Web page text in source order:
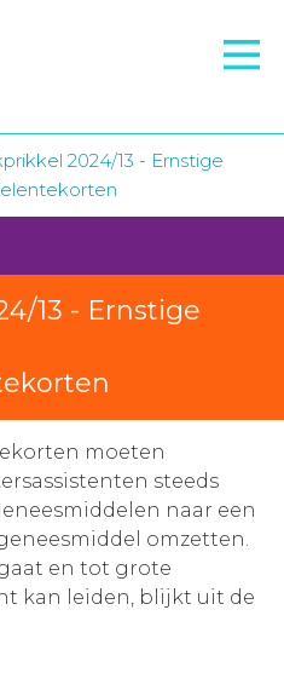
2024/13 - Ernstige
13 - Ernstige
moeten
steeds
naar een
omzetten.
en tot grote
kan leiden, blijkt uit de